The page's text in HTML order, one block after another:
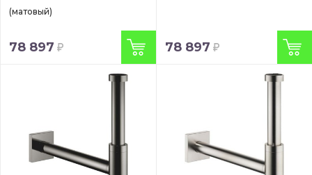
(матовый)
78 897 78 897